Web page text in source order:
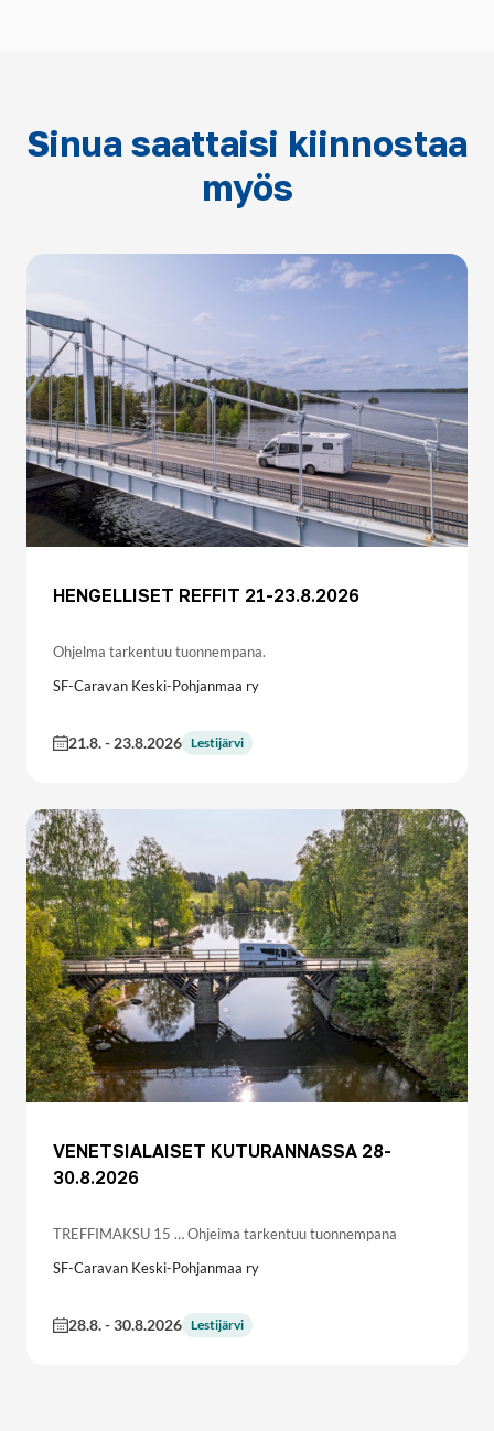
Sinua saattaisi kiinnostaa
myös
HENGELLISET REFFIT 21-23.8.2026
Ohjelma tarkentuu tuonnempana.
SF-Caravan Keski-Pohjanmaa ry
21.8.- 23.8.2026 Lestijärvi
VENETSIALAISET KUTURANNASSA 28-
30.8.2026
TREFFIMAKSU 15 … Ohjeima tarkentuu tuonnempana
SF-Caravan Keski-Pohjanmaa ry
28.8.-30.8.2026 Lestijärvi